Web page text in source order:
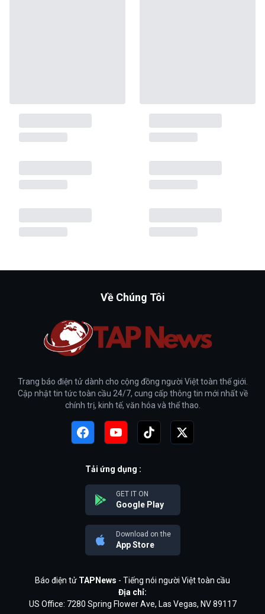
Về Chúng Tôi
Trang báo điện tử dành cho cộng đồng người Việt toàn thế giới.
Cập nhật tin tức toàn cầu 24/7, cung cấp thông tin mới nhất về
chính trị, kinh tế, văn hóa và thể thao.
Tải ứng dụng :
GET IT ON
Google Play
Download on the
App Store
Báo điện tử TAPNews - Tiếng nói người Việt toàn cầu
Địa chỉ:
US Office: 7280 Spring Flower Ave, Las Vegas, NV 89117